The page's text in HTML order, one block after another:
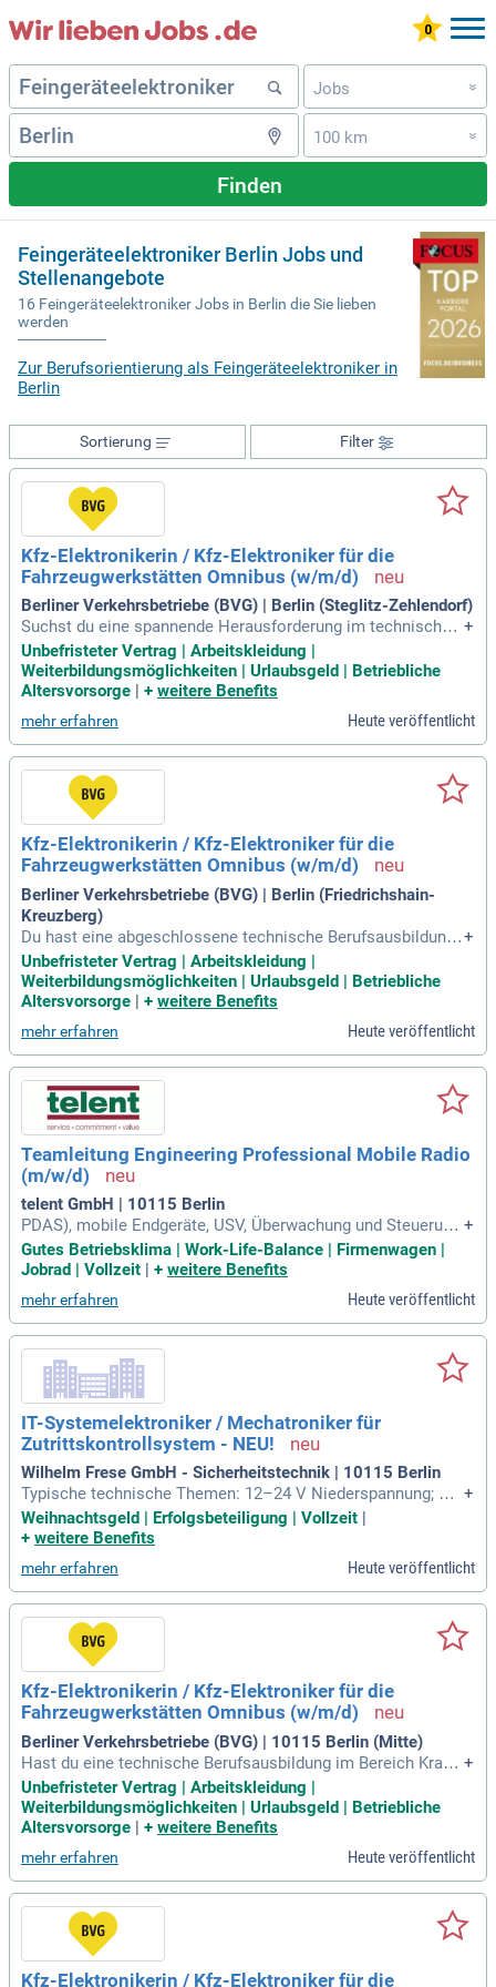
Jobs »
100 km »
Finden
Feingeräteelektroniker Berlin Jobs und
Stellenangebote
16 Feingeräteelektroniker Jobs in Berlin die Sie lieben
werden
Zur Berufsorientierung als Feingeräteelektroniker in
Berlin
Filter
Sortierung
Kfz-Elektronikerin / Kfz-Elektroniker für die
Fahrzeugwerkstätten Omnibus (w/m/d)
Berliner Verkehrsbetriebe (BVG) | Berlin (Steglitz-Zehlendorf)
Suchst du eine spannende Herausforderung im technischen
Bereich? Wir suchen motivierte Fachkräfte mit einer abgesc
hlossenen Berufsausbildung, z. B. als Kfz-Mechatroniker*in
oder Elektroniker*in. Kenntnisse in Instandhaltungsprozess
u wirst unbefristet in Vollzeit (37,5 Std.) oder Teilzeit bei ein
er attraktiven Vergütung nach Entgeltgruppe 8 TV-N Berlin a
rbeiten. Unsere Standorte befinden sich in ganz Berlin, darun
ter Britz, Lichtenberg und Spandau. Werde Teil unseres Tea
ms und gestalte die nachhaltige Mobilität der Zukunft geme
insam mit uns!
+
Unbefristeter Vertrag | Arbeitskleidung |
Weiterbildungsmöglichkeiten | Urlaubsgeld | Betriebliche
Altersvorsorge
+ weitere Benefits
mehr erfahren Heute veröffentlicht
Kfz-Elektronikerin / Kfz-Elektroniker für die
Fahrzeugwerkstätten Omnibus (w/m/d)
Berliner Verkehrsbetriebe (BVG) | Berlin (Friedrichshain-
Kreuzberg)
Du hast eine abgeschlossene technische Berufsausbildung,
wie Kfz-Mechatroniker*in oder Elektroniker*in? Wir suchen
dich zur Verstärkung unseres Teams in Berlin! Mit Kenntnis
sen in Instandhaltungsprozessen sowie elektronischen Fahr
zeugsystemen bist du bei uns genau richtig. Wir bieten unbe
fristete Vollzeit- oder Teilzeitstellen mit einer Vergütung vo
n bis zu 4.089,33 € je nach Erfahrung. Arbeite an verschiede
nen Standorten in Berlin, wie Britz oder Spandau, und profitie
re von einem modernen Arbeitsumfeld. Werde Teil unseres
Teams und gestalte die Mobilität der Zukunft nachhaltig für
Mensch und Klima!
+
Unbefristeter Vertrag | Arbeitskleidung |
Weiterbildungsmöglichkeiten | Urlaubsgeld | Betriebliche
Altersvorsorge | + weitere Benefits
mehr erfahren Heute veröffentlicht
Teamleitung Engineering Professional Mobile Radio
(m/w/d)
telent GmbH | 10115 Berlin
PDAS), mobile Endgeräte, USV, Überwachung und Steuerung
von Systemkomponenten inkl.
+
Gutes Betriebsklima | Work-Life-Balance | Firmenwagen |
Jobrad | Vollzeit | + weitere Benefits
mehr erfahren Heute veröffentlicht
IT-Systemelektroniker / Mechatroniker für
Zutrittskontrollsystem - NEU!
Wilhelm Frese GmbH - Sicherheitstechnik | 10115 Berlin
Typische technische Themen: 12–24 V Niederspannung; Rel
ais- und Steuerlogik; Controller und Netzgeräte; Türkontakt
e, Motorschlösser und Türöffner; Netzwerkbasierte Zutrittss
ker.
+
Weihnachtsgeld | Erfolgsbeteiligung | Vollzeit
+ weitere Benefits
mehr erfahren Heute veröffentlicht
Kfz-Elektronikerin / Kfz-Elektroniker für die
Fahrzeugwerkstätten Omnibus (w/m/d)
Berliner Verkehrsbetriebe (BVG) | 10115 Berlin (Mitte)
Hast du eine technische Berufsausbildung im Bereich Kraftf
ahrzeugtechnik oder -elektronik? Wir suchen engagierte Kfz-
Mechatroniker*innen und Elektroniker*innen mit Kenntnisse
n in Instandhaltungsprozessen und elektronischen Fahrzeug
systemen. Wir bieten unbefristete Stellen in Vollzeit (37,5 St
unden) oder Teilzeit, mit einer attraktiven Vergütung nach E
ntgeltgruppe 8 TV-N Berlin. Deine Arbeitsorte sind in verschi
edenen Stadtteilen Berlins, unter anderem Britz und Spanda
u. Werde Teil unseres Teams, das die Mobilität von morgen
aktiv gestaltet! Genieße die Vorteile eines nachhaltigen Arb
eitsplatzes in der pulsierenden Hauptstadt und bringe deine
Ideen ein.
+
Unbefristeter Vertrag | Arbeitskleidung |
Weiterbildungsmöglichkeiten | Urlaubsgeld | Betriebliche
Altersvorsorge | + weitere Benefits
mehr erfahren Heute veröffentlicht
Kfz-Elektronikerin / Kfz-Elektroniker für die